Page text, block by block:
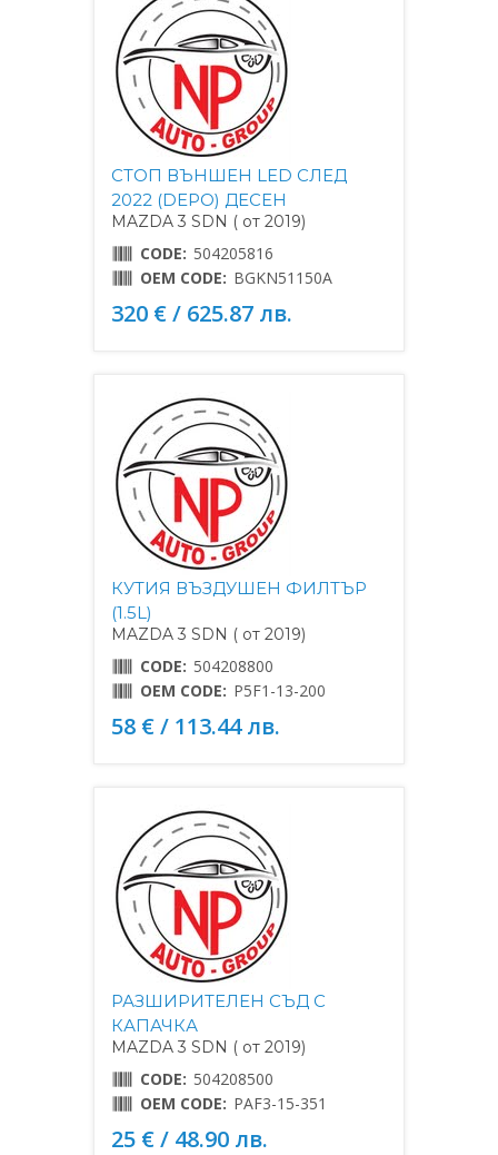
СТОП ВЪНШЕН LED СЛЕД
2022 (DEPO) ДЕСЕН
MAZDA 3 SDN ( от 2019)
CODE: 504205816
OEM CODE: BGKN51150A
320 € / 625.87 лв.
КУТИЯ ВЪЗДУШЕН ФИЛТЪР
(1.5L)
MAZDA 3 SDN ( от 2019)
CODE: 504208800
OEM CODE: P5F1-13-200
58 € / 113.44 лв.
РАЗШИРИТЕЛЕН СЪД С
КАПАЧКА
MAZDA 3 SDN ( от 2019)
CODE: 504208500
OEM CODE: PAF3-15-351
25 € / 48.90 лв.